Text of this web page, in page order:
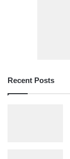
Recent Posts